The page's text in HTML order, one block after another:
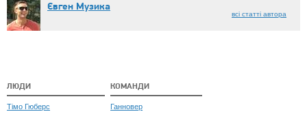
Євген Музика
всі статті автора
ЛЮДИ
Тімо Гюберс
КОМАНДИ
Ганновер